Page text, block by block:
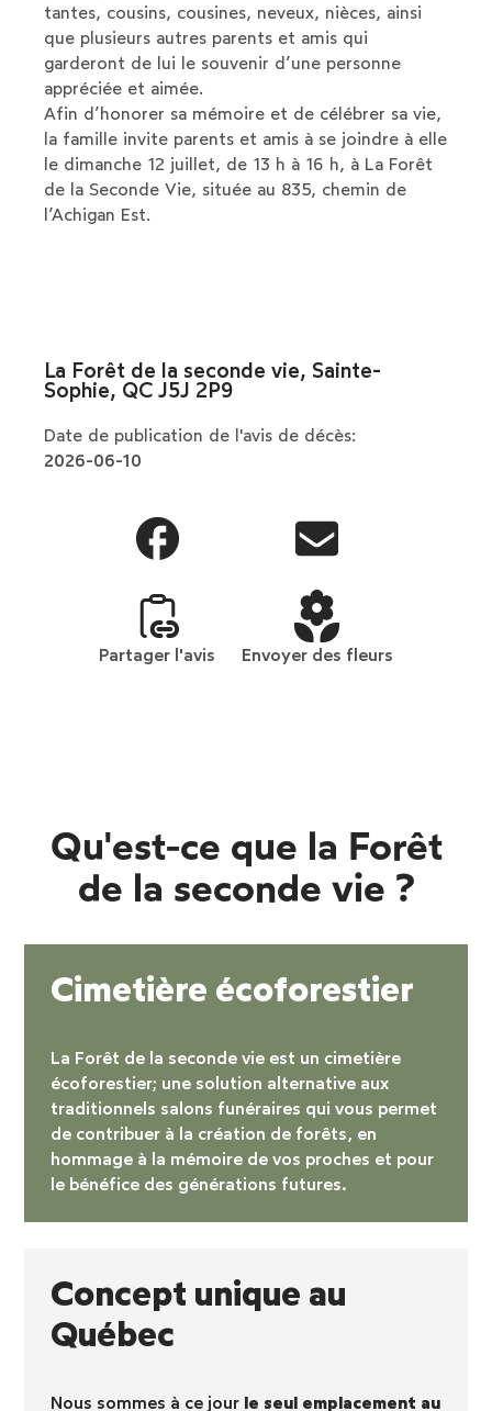
La Forêt de la seconde vie, Sainte-
Sophie, QC J5J 2P9
Date de publication de l'avis de décès:
2026-06-10
Partager l'avis Envoyer des fleurs
tantes, cousins, cousines, neveux, nièces, ainsi
que plusieurs autres parents et amis qui
garderont de lui le souvenir d’une personne
appréciée et aimée.
Afin d’honorer sa mémoire et de célébrer sa vie,
la famille invite parents et amis à se joindre à elle
le dimanche 12 juillet, de 13 h à 16 h, à La Forêt
de la Seconde Vie, située au 835, chemin de
l’Achigan Est.
Qu'est-ce que la Forêt
de la seconde vie ?
Cimetière écoforestier
La Forêt de la seconde vie est un cimetière
écoforestier; une solution alternative aux
traditionnels salons funéraires qui vous permet
de contribuer à la création de forêts, en
hommage à la mémoire de vos proches et pour
le bénéfice des générations futures.
Concept unique au
Québec
Nous sommes à ce jour le seul emplacement au